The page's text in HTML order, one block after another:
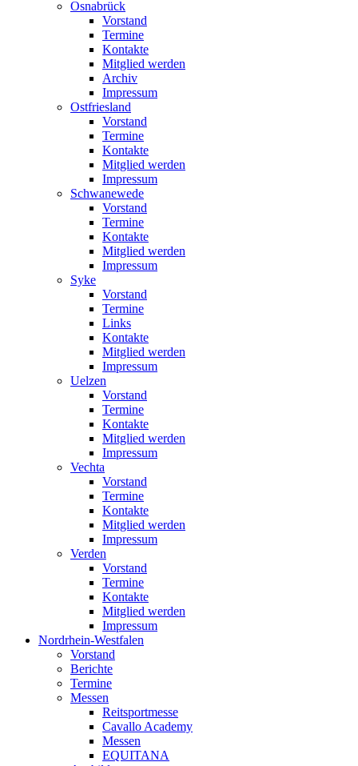
Osnabrück
Vorstand
Termine
Kontakte
Mitglied werden
Archiv
Impressum
Ostfriesland
Vorstand
Termine
Kontakte
Mitglied werden
Impressum
Schwanewede
Vorstand
Termine
Kontakte
Mitglied werden
Impressum
Syke
Vorstand
Termine
Links
Kontakte
Mitglied werden
Impressum
Uelzen
Vorstand
Termine
Kontakte
Mitglied werden
Impressum
Vechta
Vorstand
Termine
Kontakte
Mitglied werden
Impressum
Verden
Vorstand
Termine
Kontakte
Mitglied werden
Impressum
Nordrhein-Westfalen
Vorstand
Berichte
Termine
Messen
Reitsportmesse
Cavallo Academy
Messen
EQUITANA